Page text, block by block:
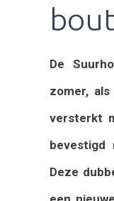
De
zomer,
versterkt
bevestigd
Deze